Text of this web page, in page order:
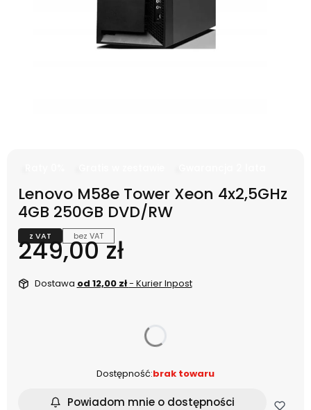
Lenovo M58e Tower Xeon 4x2,5GHz
4GB 250GB DVD/RW
z VAT bez VAT
Cena
249,00 zł
Dostawa od 12,00 zł- Kurier Inpost
Dostępność:brak towaru
Powiadom mnie o dostępności